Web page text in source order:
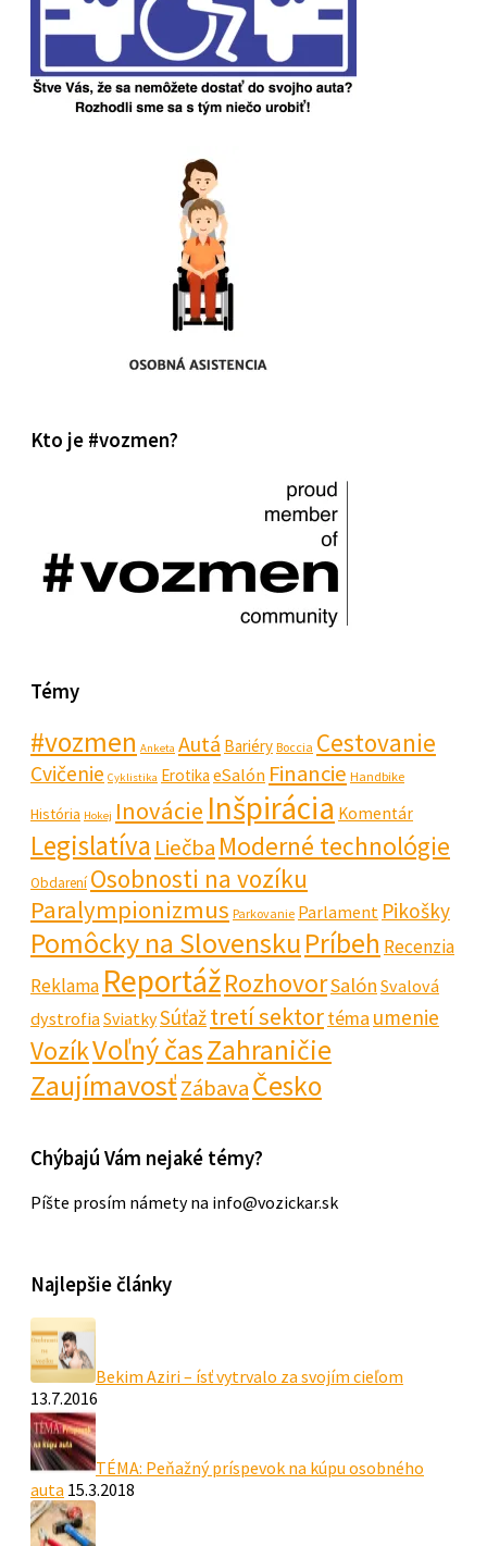
Kto je #vozmen?
Témy
#vozmen Anketa Autá Bariéry Boccia Cestovanie
Cvičenie Cyklistika Erotika eSalón Financie Handbike
História Hokej Inovácie Inšpirácia Komentár
Legislatíva Liečba Moderné technológie
Obdarení Osobnosti na vozíku
Paralympionizmus Parkovanie Parlament Pikošky
Pomôcky na SlovenskuPríbeh Recenzia
Reklama ReportážRozhovorSalón Svalová
dystrofiaSviatkySúťažtretí sektortéma umenie
VozíkVoľný časZahraničie
ZaujímavosťZábavaČesko
Chýbajú Vám nejaké témy?
Píšte prosím námety na info@vozickar.sk
Najlepšie články
Bekim Aziri – ísť vytrvalo za svojím cieľom
13.7.2016
TÉMA: Peňažný príspevok na kúpu osobného
auta 15.3.2018